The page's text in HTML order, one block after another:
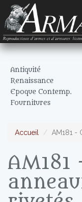
Antiquité
Renaissance
Epoque Contemp.
Fournitures
Accueil AM181 -
AM181